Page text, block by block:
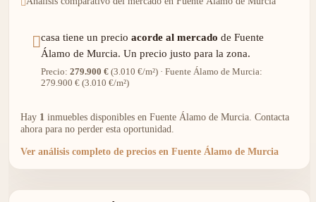
casa tiene un precio acorde al mercado de Fuente
Álamo de Murcia. Un precio justo para la zona.
Precio: 279.900 € (3.010 €/m²) · Fuente Álamo de Murcia:
279.900 € (3.010 €/m²)
Hay 1 inmuebles disponibles en Fuente Álamo de Murcia. Contacta
ahora para no perder esta oportunidad.
Ver análisis completo de precios en Fuente Álamo de Murcia